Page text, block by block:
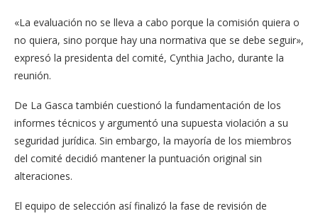
«La evaluación no se lleva a cabo porque la comisión quiera o
no quiera, sino porque hay una normativa que se debe seguir»,
expresó la presidenta del comité, Cynthia Jacho, durante la
reunión.
De La Gasca también cuestionó la fundamentación de los
informes técnicos y argumentó una supuesta violación a su
seguridad jurídica. Sin embargo, la mayoría de los miembros
del comité decidió mantener la puntuación original sin
alteraciones.
El equipo de selección así finalizó la fase de revisión de